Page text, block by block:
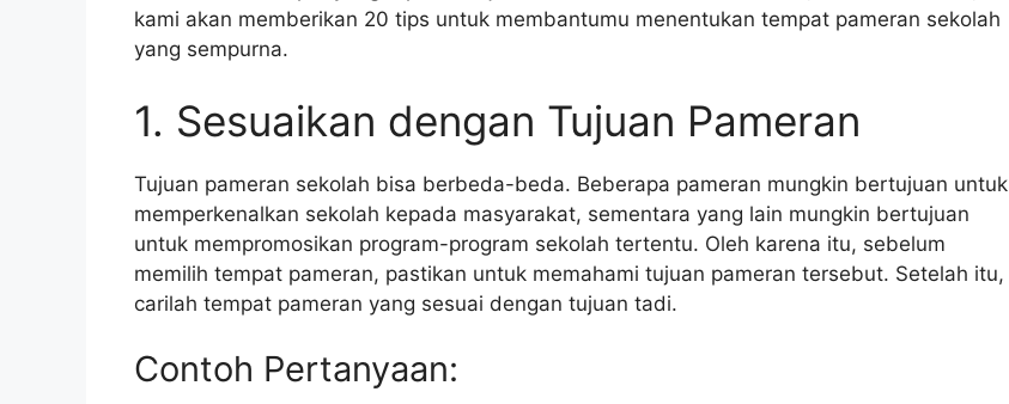
kami akan memberikan 20 tips untuk membantumu menentukan tempat pameran sekolah
yang sempurna.
1. Sesuaikan dengan Tujuan Pameran
Tujuan pameran sekolah bisa berbeda-beda. Beberapa pameran mungkin bertujuan untuk
memperkenalkan sekolah kepada masyarakat, sementara yang lain mungkin bertujuan
untuk mempromosikan program-program sekolah tertentu. Oleh karena itu, sebelum
memilih tempat pameran, pastikan untuk memahami tujuan pameran tersebut. Setelah itu,
carilah tempat pameran yang sesuai dengan tujuan tadi.
Contoh Pertanyaan: